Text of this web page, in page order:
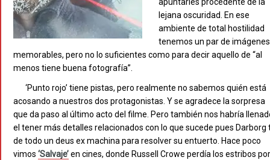
apuntarles procedente de la
lejana oscuridad. En ese
ambiente de total hostilidad
tenemos un par de imágenes
memorables, pero no lo suficientes como para decir aquello de “al
menos tiene buena fotografía”.
‘Punto rojo’ tiene pistas, pero realmente no sabemos quién está
acosando a nuestros dos protagonistas. Y se agradece la sorpresa
que da paso al último acto del filme. Pero también nos habría
el tener más detalles relacionados con lo que sucede pues Darborg
de todo un deus ex machina para resolver su entuerto. Hace poco
vimos ‘Salvaje’en cines, donde Russell Crowe perdía los estribos por